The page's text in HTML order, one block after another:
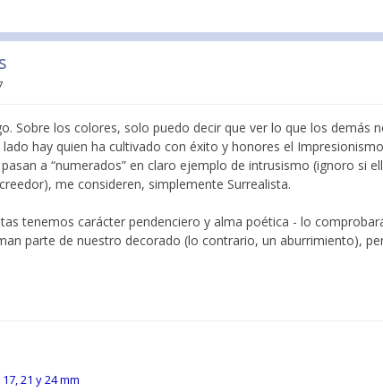
Sobre los colores, solo puedo decir que ver lo que los demás
lado hay quien ha cultivado con éxito y honores el
a “numerados” en claro ejemplo de intrusismo (ignoro si
me consideren, simplemente Surrealista.
tenemos carácter pendenciero y alma poética - lo
parte de nuestro decorado (lo contrario, un aburrimiento),
21 y 24 mm